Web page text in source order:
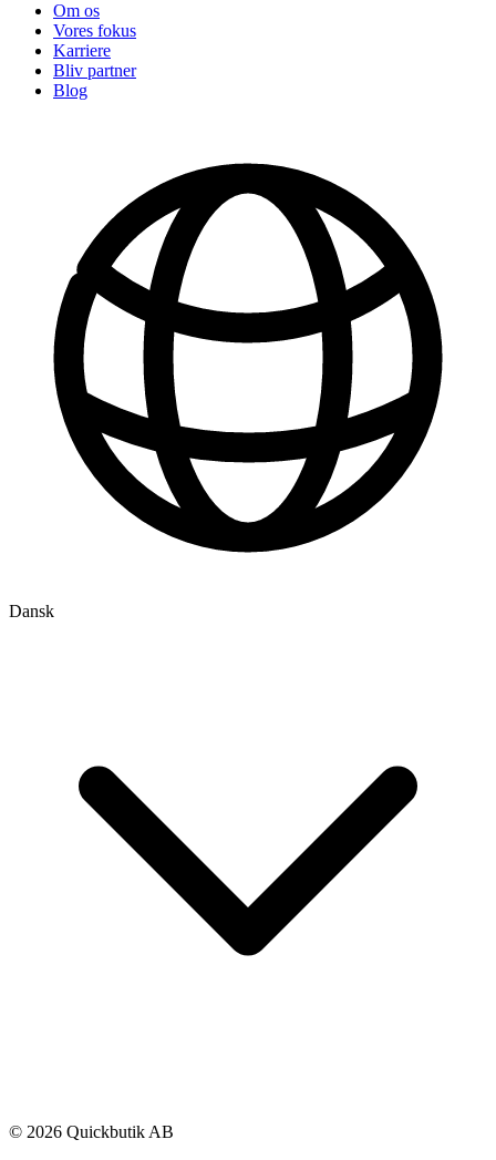
Om os
Vores fokus
Karriere
Bliv partner
Blog
Dansk
© 2026 Quickbutik AB